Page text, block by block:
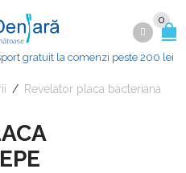
0
gratuit la comenzi peste 200 lei
/ Revelator placa bacteriana